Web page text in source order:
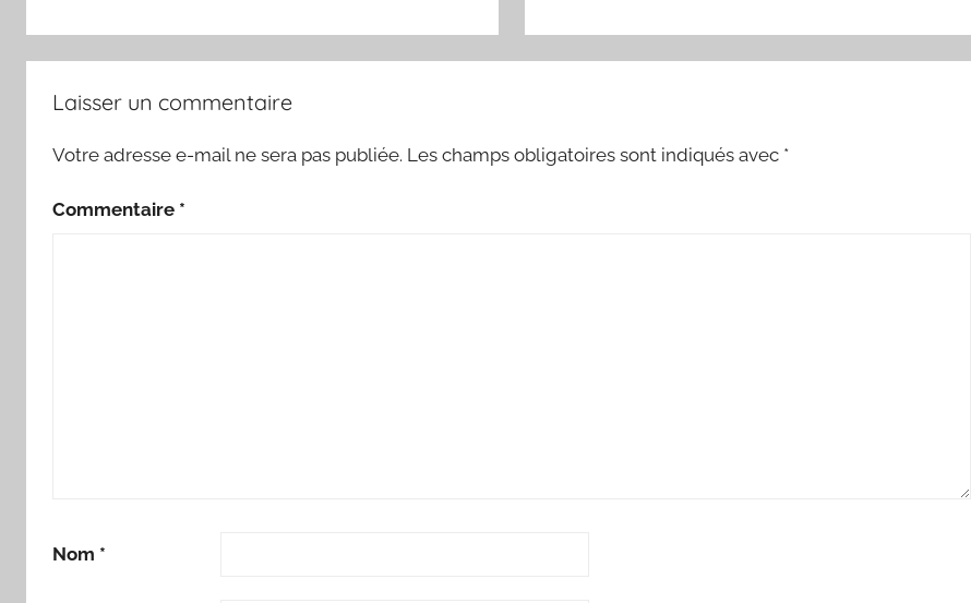
Laisser un commentaire
Votre adresse e-mail ne sera pas publiée. Les champs obligatoires sont indiqués avec *
Commentaire *
Nom *